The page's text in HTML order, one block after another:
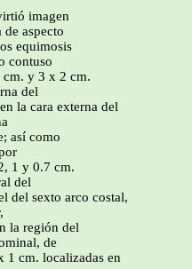
imagen
aspecto
equimosis
contuso
y 3 x 2 cm.
del
la cara externa del
así como
1 y 0.7 cm.
del
del sexto arco costal,
la región del
de
1 cm. localizadas en